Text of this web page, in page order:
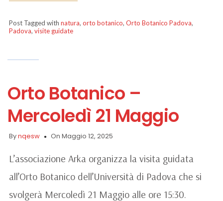
Post Tagged with natura, orto botanico, Orto Botanico Padova,
Padova, visite guidate
Orto Botanico –
Mercoledì 21 Maggio
Bynqesw On Maggio 12, 2025
L’associazione Arka organizza la visita guidata
all’Orto Botanico dell’Università di Padova che si
svolgerà Mercoledì 21 Maggio alle ore 15:30.